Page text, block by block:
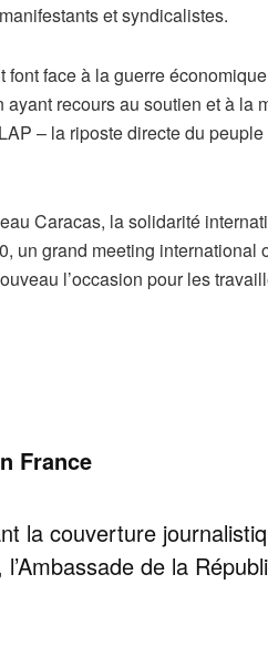
et syndicalistes.
face à la guerre
ayant recours au soutien et à
– la riposte directe du
Caracas, la solidarité
un grand meeting
l’occasion pour les
France
la couverture
de la